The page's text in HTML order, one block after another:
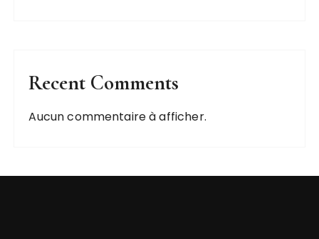
Recent Comments
Aucun commentaire à afficher.